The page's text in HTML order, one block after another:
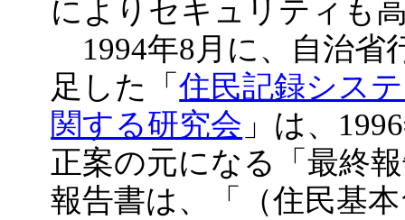
によりセキュリティも
1994年8月に、自治省
足した「住民記録シス
関する研究会 」は、
正案の元になる「最終
報告書は、「（住民基